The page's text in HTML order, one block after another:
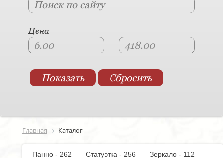
Цена
Главная Каталог
Панно - 262 Статуэтка - 256
Зеркало - 112